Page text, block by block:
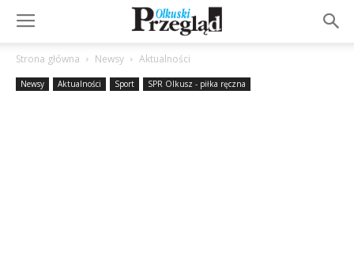
Strona główna Newsy Aktualności
Newsy Aktualności Sport SPR Olkusz - piłka ręczna